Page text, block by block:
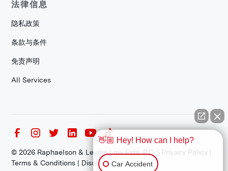
法律信息
隐私政策
条款与条件
免责声明
All Services
©2026 Raphaelson & Levine Law Firm, P.C. | Privacy Policy
Terms & Conditions | Disclaimer
👋🏼 Hey! How can I help?
Car Accident